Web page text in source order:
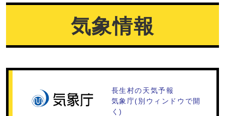
気象情報
長生村の天気予報
気象庁(別ウィンドウで開
く)